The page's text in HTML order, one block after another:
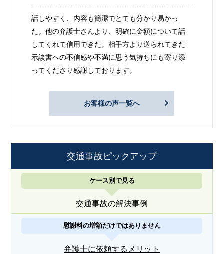
話しやすく、内容も簡潔でとても分かり易かっ
た。他の弁護士さんより、明確に金額について話
してくれて信用できた。相手方より送られてきた
示談書への不信感や不満に思う気持ちにも寄り添
ってくださり感謝しております。
お客様の声一覧へ
交通事故ピックアップ
ケース別で見る
交通事故の解決事例
慰謝料の増額だけではありません
弁護士に依頼するメリット